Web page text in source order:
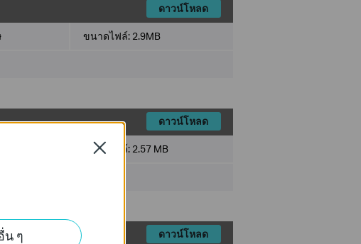
ดาวน์โหลด
ขนาดไฟล์: 2.9MB
ดาวน์โหลด
ขนาดไฟล์: 2.57 MB
ดาวน์โหลด
น ๆ
Close